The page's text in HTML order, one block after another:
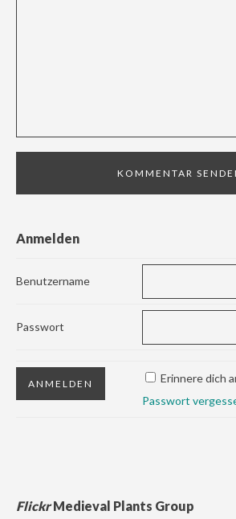
Anmelden
Benutzername
Passwort
Erinnere dich
Passwort
FlickrMedieval Plants Group